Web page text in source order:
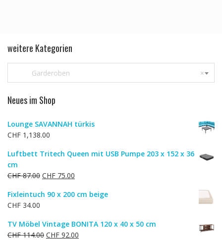
weitere Kategorien
×
Garderoben
Neues im Shop
Lounge SAVANNAH türkis
CHF 1,138.00
Luftbett Tritech Queen mit USB Pumpe 203 x 152 x 36
cm
CHF87.00 Ursprünglicher
war:
CHF 75.00
ist:
Fixleintuch 90 x 200 cm beige
CHF 34.00
TV Möbel Vintage BONITA 120 x 40 x 50 cm
CHF114.00 Ursprünglicher
CHF 92.00